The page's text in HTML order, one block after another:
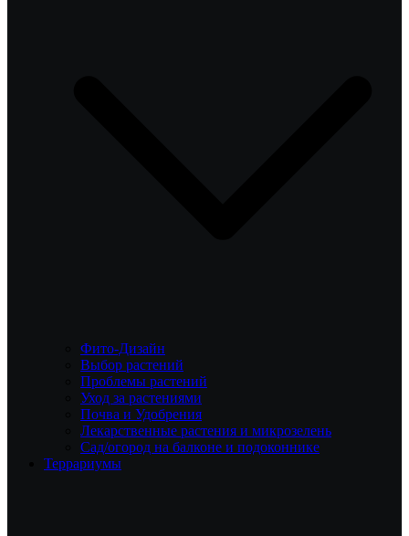
Фито-Дизайн
Выбор растений
Проблемы растений
Уход за растениями
Почва и Удобрения
Лекарственные растения и микрозелень
Сад/огород на балконе и подоконнике
Террариумы